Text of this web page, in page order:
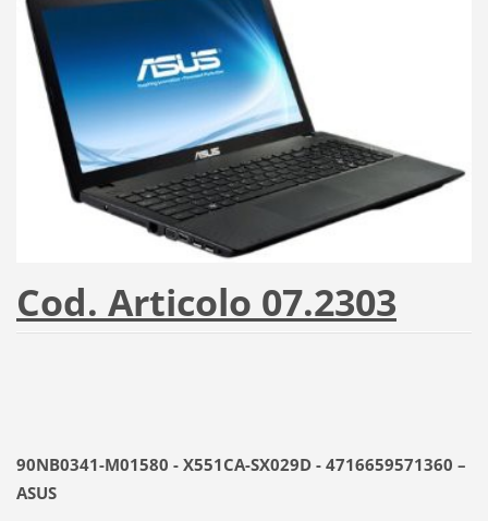
Cod. Articolo 07.2303
90NB0341-M01580 - X551CA-SX029D - 4716659571360 –
ASUS